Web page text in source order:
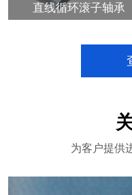
直线循环滚子轴承
为客户提供